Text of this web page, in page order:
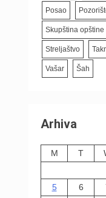
Posao
Skupština opštine
Streljaštvo
Vašar Šah
Arhiva
M
T
5
6